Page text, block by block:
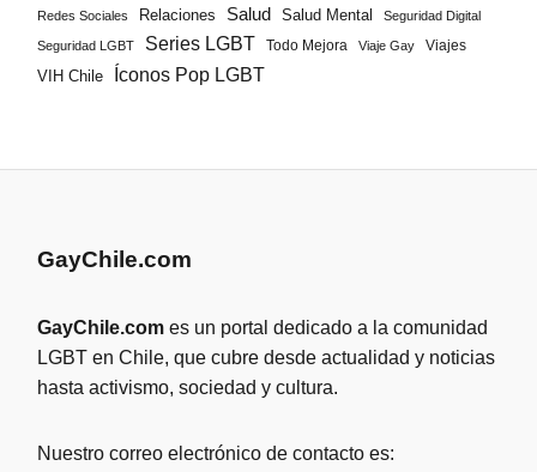
Redes Sociales Relaciones Salud Salud Mental Seguridad Digital
Seguridad LGBT Series LGBT Todo Mejora Viaje Gay
Viajes
VIH Chile
Íconos Pop LGBT
GayChile.com
GayChile.com es un portal dedicado a la comunidad
LGBT en Chile, que cubre desde actualidad y noticias
hasta activismo, sociedad y cultura.
Nuestro correo electrónico de contacto es: